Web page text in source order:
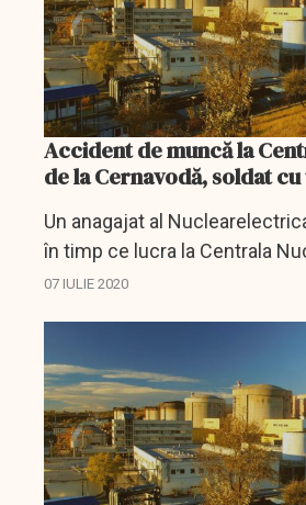
Accident de muncă la
de la Cernavodă, soldat
Un anagajat al
în timp ce lucra la Centrala
Cernavodă, inspectorii de
07 IULIE 2020